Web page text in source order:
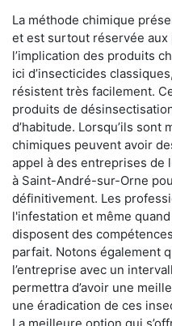
La méthode chimique
et est surtout réservée
l’implication des produits
ici d’insecticides
résistent très facilement.
produits de
d’habitude. Lorsqu’ils sont
chimiques peuvent avoir
appel à des entreprises de
à Saint-André-sur-Orne
définitivement. Les
l'infestation et même
disposent des
parfait. Notons également
l’entreprise avec un
permettra d’avoir une
une éradication de ces